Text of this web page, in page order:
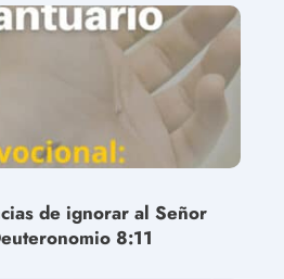
de ignorar al Señor
8:11